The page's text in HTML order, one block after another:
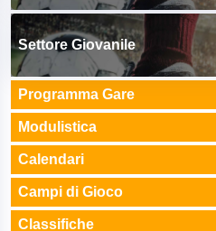
Settore Giovanile
Programma Gare
Modulistica
Calendari
Campi di Gioco
Classifiche